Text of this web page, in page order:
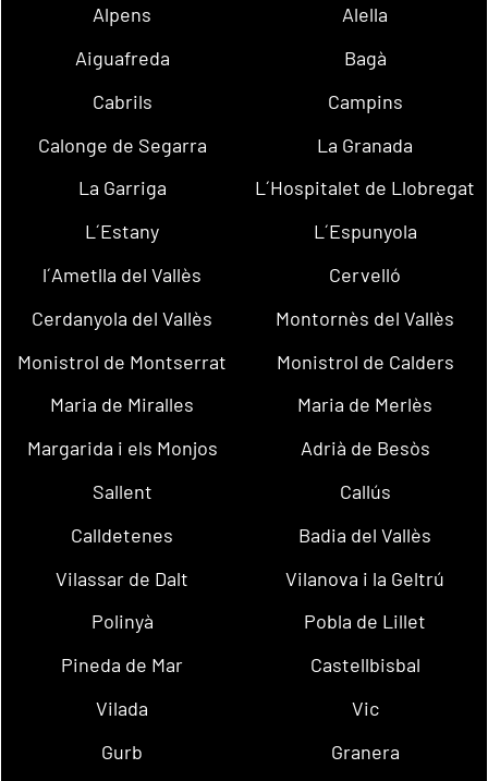
Alpens
Alella
Aiguafreda
Bagà
Cabrils
Campins
Calonge de Segarra
La Granada
La Garriga
L´Hospitalet de Llobregat
L´Estany
L´Espunyola
l´Ametlla del Vallès
Cervelló
Cerdanyola del Vallès
Montornès del Vallès
Monistrol de Montserrat
Monistrol de Calders
Maria de Miralles
Maria de Merlès
Margarida i els Monjos
Adrià de Besòs
Sallent
Callús
Calldetenes
Badia del Vallès
Vilassar de Dalt
Vilanova i la Geltrú
Polinyà
Pobla de Lillet
Pineda de Mar
Castellbisbal
Vilada
Vic
Gurb
Granera